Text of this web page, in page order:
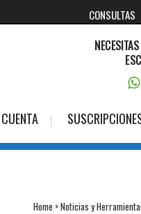
CONSULTAS
Home >Noticias y